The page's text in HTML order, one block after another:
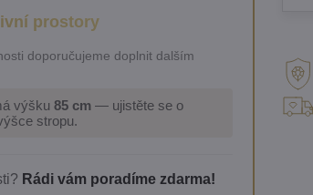
prostory
doporučujeme doplnit dalším
výšku 85 cm— ujistěte se o
stropu.
Rádi vám poradíme zdarma!